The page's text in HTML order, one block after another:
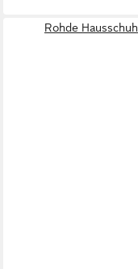
Rohde Hausschuh